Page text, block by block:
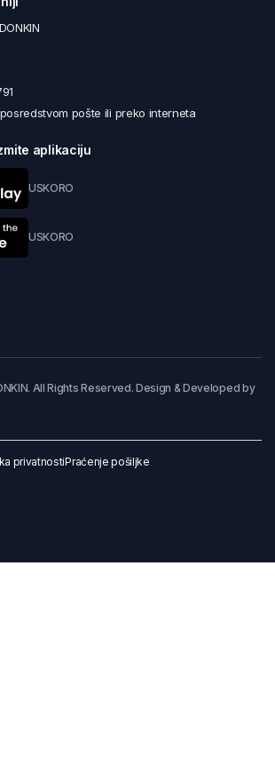
pošte ili preko interneta
aplikaciju
USKORO
USKORO
All Rights Reserved. Design & Developed by
privatnostiPraćenje pošiljke